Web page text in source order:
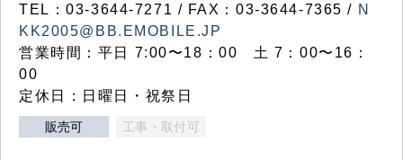
TEL：03‐3644‐7271 / FAX：03-3644-7365 / N
KK2005@BB.EMOBILE.JP
営業時間：平日 7:00〜18：00 土 7：00〜16：
00
定休日：日曜日・祝祭日
販売可 工事・取付可